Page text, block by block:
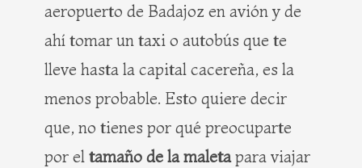
aeropuerto de Badajoz en avión y de
ahí tomar un taxi o autobús que te
lleve hasta la capital cacereña, es la
menos probable. Esto quiere decir
que, no tienes por qué preocuparte
por el tamaño de la maletapara viajar